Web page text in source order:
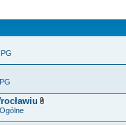
PG
Ogólne